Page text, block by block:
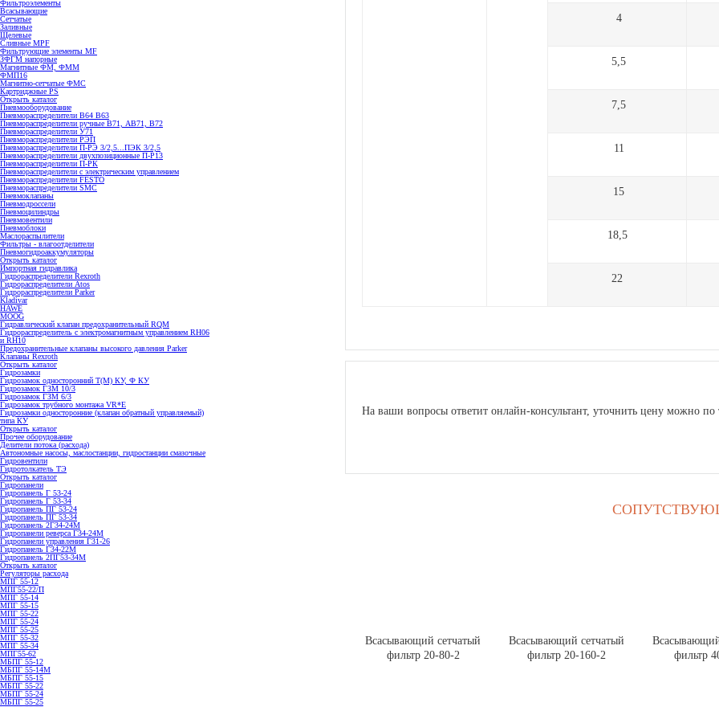
Фильтроэлементы
Всасывающие
Сетчатые
Заливные
Щелевые
Сливные MPF
Фильтрующие элементы MF
ЗФГМ напорные
Магнитные ФМ, ФММ
ФМП16
Магнитно-сетчатые ФМС
Картриджные PS
Открыть каталог
Пневмооборудование
Пневмораспределители В64 В63
Пневмораспределители ручные В71, АВ71, В72
Пневмораспределители У71
Пневмораспределители РЭП
Пневмораспределители П-РЭ 3/2,5...ПЭК 3/2,5
Пневмораспределители двухпозиционные П-Р13
Пневмораспределители П-РК
Пневмораспределители с электрическим управлением
Пневмораспределители FESTO
Пневмораспределители SMC
Пневмоклапаны
Пневмодроссели
Пневмоцилиндры
Пневмовентили
Пневмоблоки
Маслораспылители
Фильтры - влагоотделители
Пневмогидроаккумуляторы
Открыть каталог
Импортная гидравлика
Гидрораспределители Rexroth
Гидрораспределители Atos
Гидрораспределители Parker
Kladivar
HAWE
MOOG
Гидравлический клапан предохранительный RQM
Гидрораспределитель с электромагнитным управлением RH06
и RH10
Предохранительные клапаны высокого давления Parker
Клапаны Rexroth
Открыть каталог
Гидрозамки
Гидрозамок односторонний Т(М) КУ, Ф КУ
Гидрозамок ГЗМ 10/3
Гидрозамок ГЗМ 6/3
Гидрозамок трубного монтажа VR*E
Гидрозамки односторонние (клапан обратный управляемый)
типа КУ
Открыть каталог
Прочее оборудование
Делители потока (расхода)
Автономные насосы, маслостанции, гидростанции смазочные
Гидровентили
Гидротолкатель ТЭ
Открыть каталог
Гидропанели
Гидропанель Г 53-24
Гидропанель Г 53-34
Гидропанель ПГ 53-24
Гидропанель ПГ 53-34
Гидропанель 2Г34-24М
Гидропанели реверса Г34-24М
Гидропанели управления Г31-26
Гидропанель Г34-22М
Гидропанель 2ПГ53-34М
Открыть каталог
Регуляторы расхода
МПГ 55-12
МПГ55-22/П
МПГ 55-14
МПГ 55-15
МПГ 55-22
МПГ 55-24
МПГ 55-25
МПГ 55-32
МПГ 55-34
МПГ55-62
МБПГ 55-12
МБПГ 55-14М
МБПГ 55-15
МБПГ 55-22
МБПГ 55-24
МБПГ 55-25
4
5,5
7,5
11
15
18,5
22
На ваши вопросы ответит онлайн-консультант, уточнить цену можно
Всасывающий сетчатый
фильтр 20-80-2
Всасывающий сетчатый
фильтр 20-160-2
фильтр